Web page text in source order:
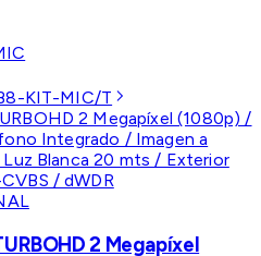
KIT-MIC/T
2 Megapíxel